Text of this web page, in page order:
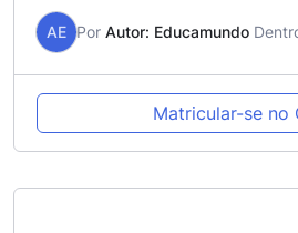
AE Por Autor: Educamundo
Matricular-se no